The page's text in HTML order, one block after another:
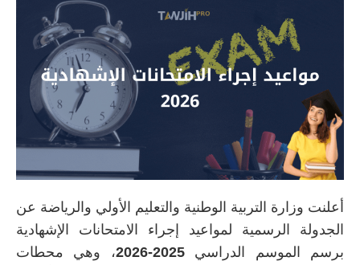
أعلنت وزارة التربية الوطنية والتعليم الأولي والرياضة عن
الجدولة الرسمية لمواعيد إجراء الامتحانات الإشهادية
برسم الموسم الدراسي2025-
2026، وهي محطات